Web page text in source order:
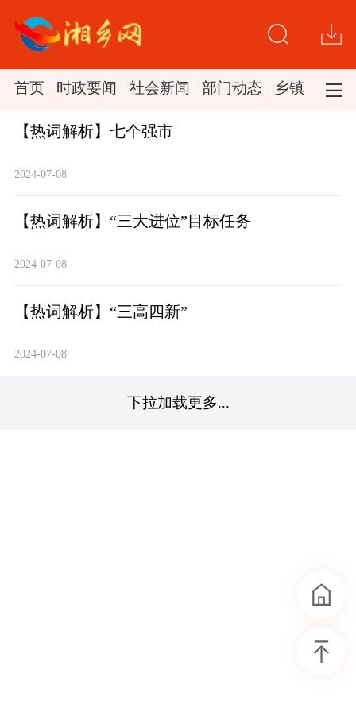
首页 时政要闻 社会新闻 部门动态 乡镇新闻
【热词解析】七个强市
2024-07-08
【热词解析】“三大进位”目标任务
2024-07-08
【热词解析】“三高四新”
2024-07-08
下拉加载更多...